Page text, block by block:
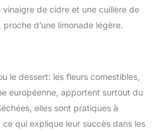
de cidre et une cuillère de
d’une limonade légère.
le dessert: les fleurs comestibles,
européenne, apportent surtout du
elles sont pratiques à
qui explique leur succès dans les